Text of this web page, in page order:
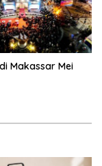
Makassar Mei